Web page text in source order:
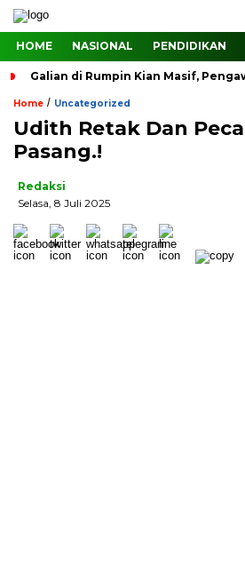
HOME NASIONAL PENDIDIKAN
Galian di Rumpin Kian Masif,
Home / Uncategorized
Udith Retak Dan
Pasang.!
Redaksi
Selasa, 8 Juli 2025